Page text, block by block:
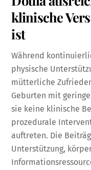
klinische
ist
Während
physische
mütterliche
Geburten mit
sie keine klinische
prozedurale
auftreten. Die
Unterstützung,